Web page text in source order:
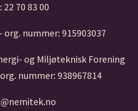
70 83 00
org. nummer: 915903037
og Miljøteknisk Forening
nummer: 938967814